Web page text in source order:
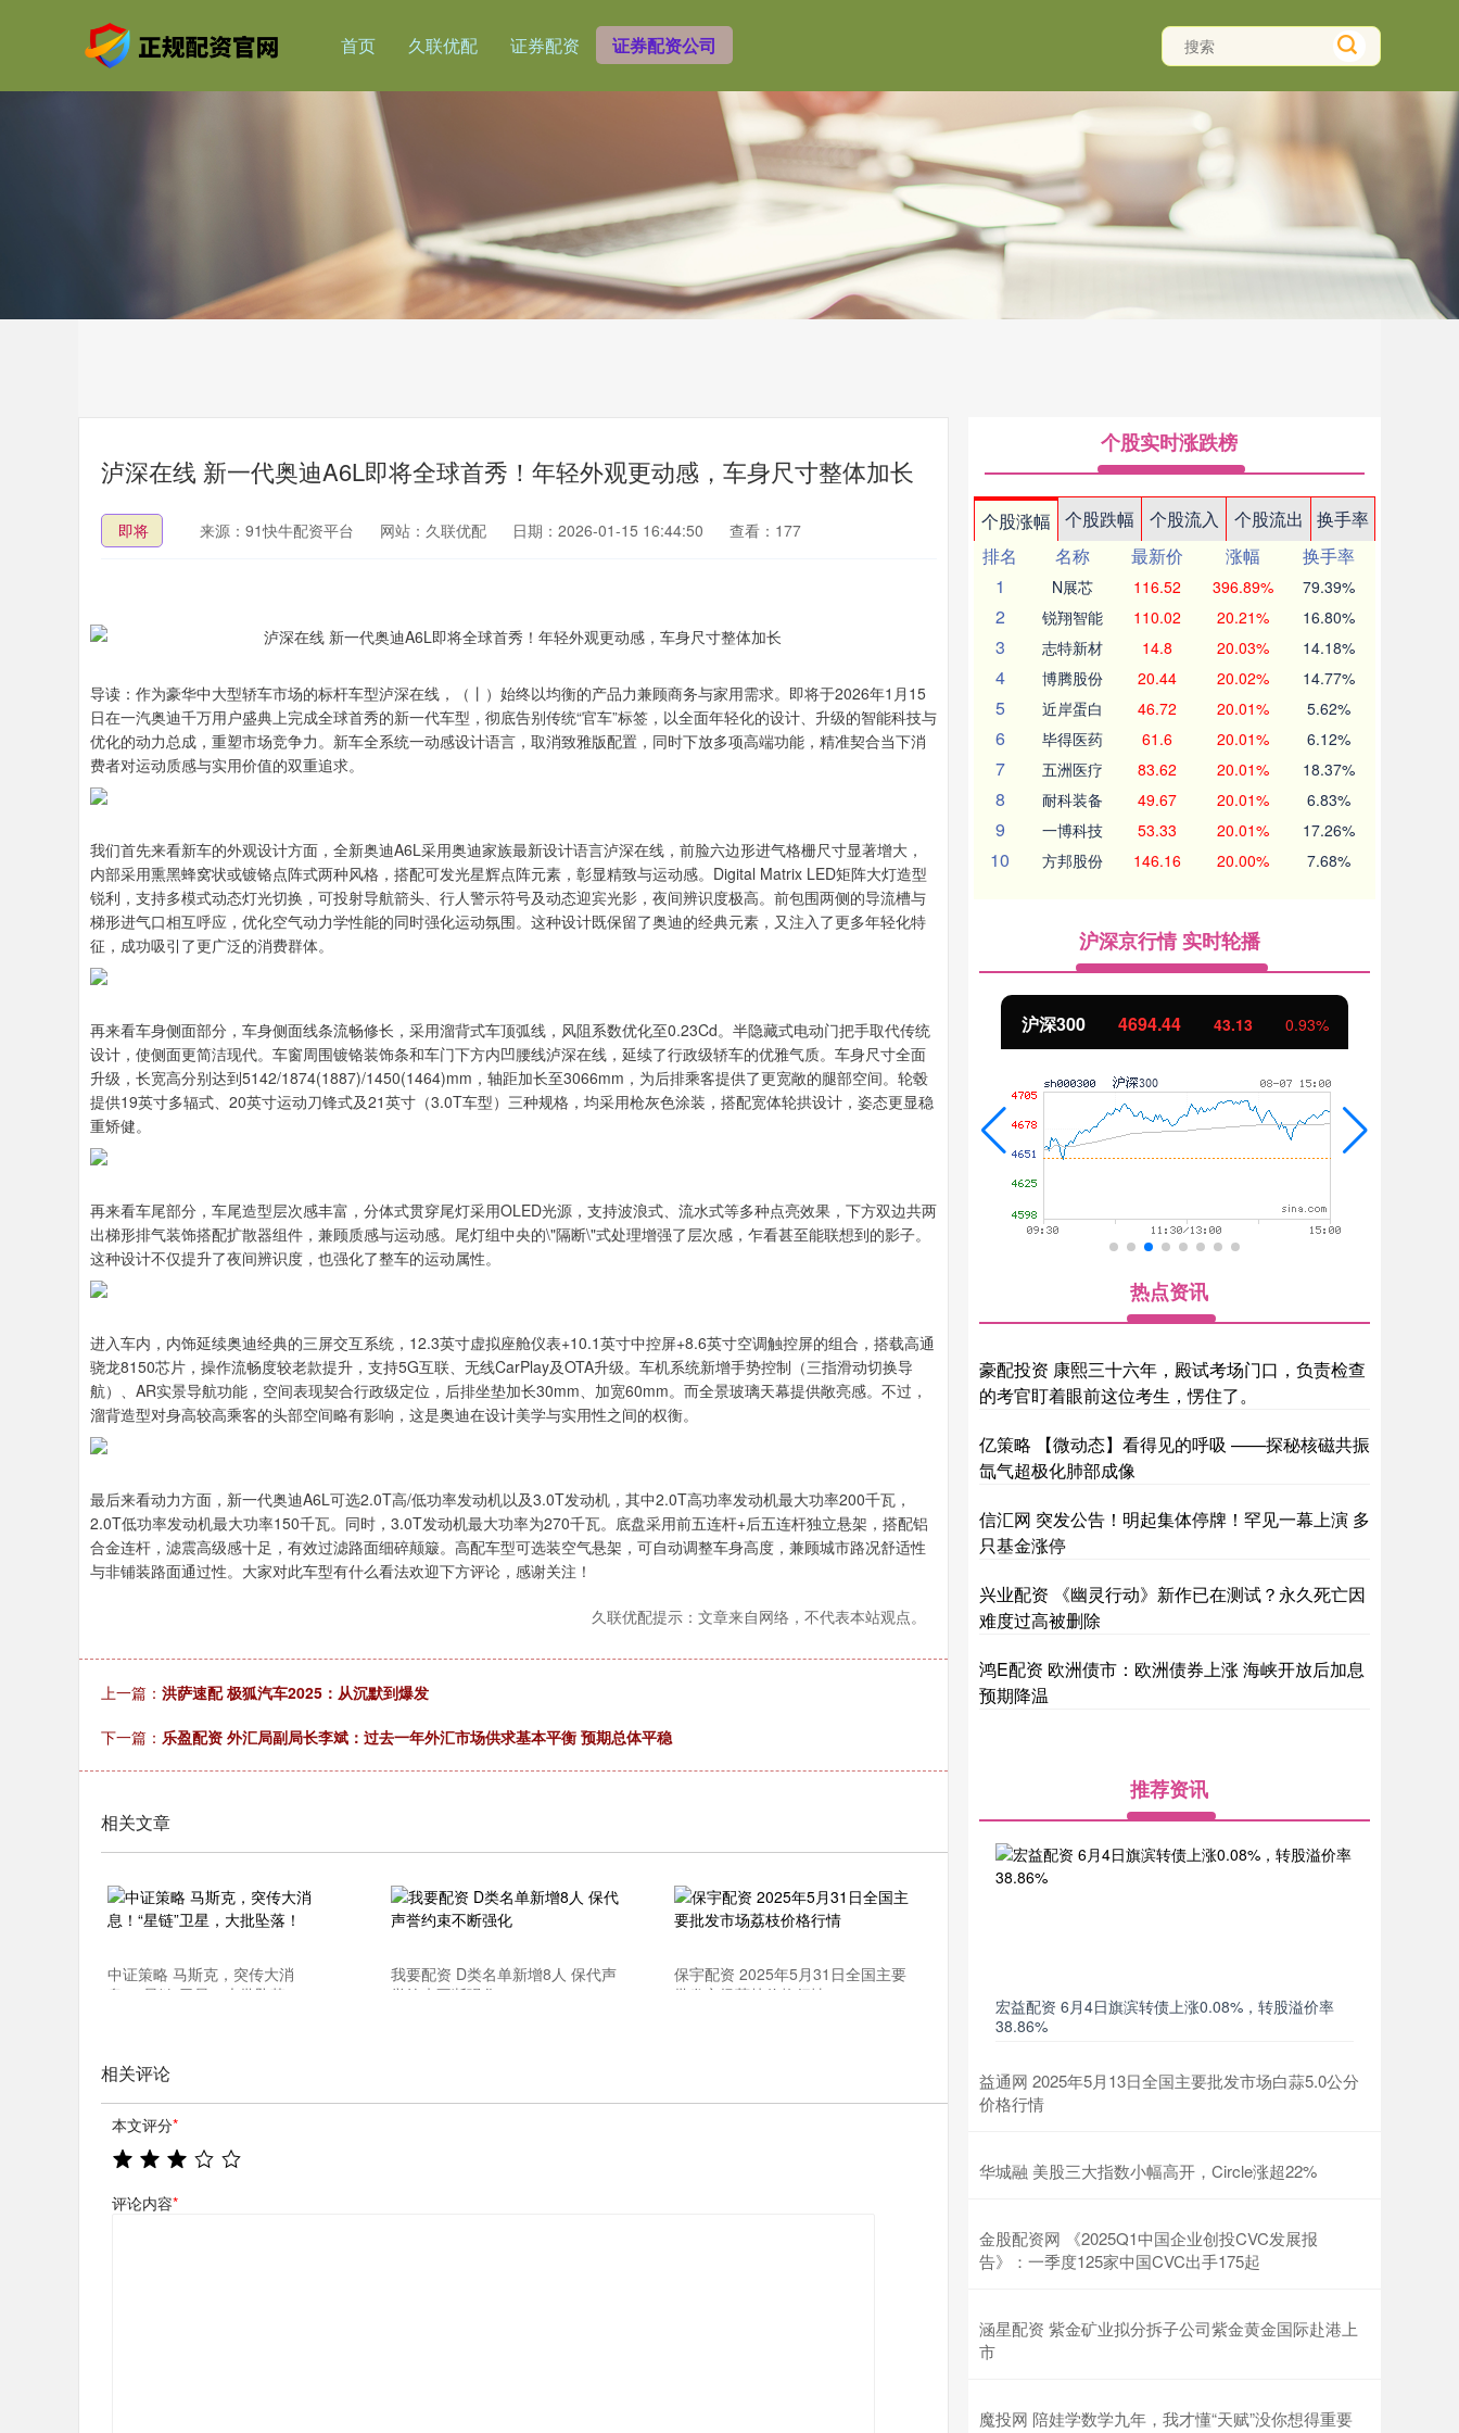
首页 久联优配 证券配资 证券配资公司
泸深在线 新一代奥迪A6L即将全球首秀！年轻外观更动感，车身尺寸整体加长
即将 来源：91快牛配资平台 网站：久联优配 日期：2026-01-15 16:44:50 查看：177
导读：作为豪华中大型轿车市场的标杆车型泸深在线，（丨）始终以均衡的产品力兼顾商务与家用需求。即将于2026年1月15
日在一汽奥迪千万用户盛典上完成全球首秀的新一代车型，彻底告别传统“官车”标签，以全面年轻化的设计、升级的智能科技与
优化的动力总成，重塑市场竞争力。新车全系统一动感设计语言，取消致雅版配置，同时下放多项高端功能，精准契合当下消
费者对运动质感与实用价值的双重追求。
我们首先来看新车的外观设计方面，全新奥迪A6L采用奥迪家族最新设计语言泸深在线，前脸六边形进气格栅尺寸显著增大，
内部采用熏黑蜂窝状或镀铬点阵式两种风格，搭配可发光星辉点阵元素，彰显精致与运动感。Digital Matrix LED矩阵大灯造型
锐利，支持多模式动态灯光切换，可投射导航箭头、行人警示符号及动态迎宾光影，夜间辨识度极高。前包围两侧的导流槽与
梯形进气口相互呼应，优化空气动力学性能的同时强化运动氛围。这种设计既保留了奥迪的经典元素，又注入了更多年轻化特
征，成功吸引了更广泛的消费群体。
再来看车身侧面部分，车身侧面线条流畅修长，采用溜背式车顶弧线，风阻系数优化至0.23Cd。半隐藏式电动门把手取代传统
设计，使侧面更简洁现代。车窗周围镀铬装饰条和车门下方内凹腰线泸深在线，延续了行政级轿车的优雅气质。车身尺寸全面
升级，长宽高分别达到5142/1874(1887)/1450(1464)mm，轴距加长至3066mm，为后排乘客提供了更宽敞的腿部空间。轮毂
提供19英寸多辐式、20英寸运动刀锋式及21英寸（3.0T车型）三种规格，均采用枪灰色涂装，搭配宽体轮拱设计，姿态更显稳
重矫健。
再来看车尾部分，车尾造型层次感丰富，分体式贯穿尾灯采用OLED光源，支持波浪式、流水式等多种点亮效果，下方双边共两
出梯形排气装饰搭配扩散器组件，兼顾质感与运动感。尾灯组中央的\"隔断\"式处理增强了层次感，乍看甚至能联想到的影子。
这种设计不仅提升了夜间辨识度，也强化了整车的运动属性。
进入车内，内饰延续奥迪经典的三屏交互系统，12.3英寸虚拟座舱仪表+10.1英寸中控屏+8.6英寸空调触控屏的组合，搭载高通
骁龙8150芯片，操作流畅度较老款提升，支持5G互联、无线CarPlay及OTA升级。车机系统新增手势控制（三指滑动切换导
航）、AR实景导航功能，空间表现契合行政级定位，后排坐垫加长30mm、加宽60mm。而全景玻璃天幕提供敞亮感。不过，
溜背造型对身高较高乘客的头部空间略有影响，这是奥迪在设计美学与实用性之间的权衡。
最后来看动力方面，新一代奥迪A6L可选2.0T高/低功率发动机以及3.0T发动机，其中2.0T高功率发动机最大功率200千瓦，
2.0T低功率发动机最大功率150千瓦。同时，3.0T发动机最大功率为270千瓦。底盘采用前五连杆+后五连杆独立悬架，搭配铝
合金连杆，滤震高级感十足，有效过滤路面细碎颠簸。高配车型可选装空气悬架，可自动调整车身高度，兼顾城市路况舒适性
与非铺装路面通过性。大家对此车型有什么看法欢迎下方评论，感谢关注！
久联优配提示：文章来自网络，不代表本站观点。
上一篇： 洪萨速配 极狐汽车2025：从沉默到爆发
下一篇： 乐盈配资 外汇局副局长李斌：过去一年外汇市场供求基本平衡 预期总体平稳
相关文章
中证策略 马斯克，突传大消
息！“星链”卫星，大批坠落！
我要配资 D类名单新增8人 保代声
誉约束不断强化
保宇配资 2025年5月31日全国主要
批发市场荔枝价格行情
相关评论
本文评分*
评论内容*
个股实时涨跌榜
个股涨幅 个股跌幅 个股流入 个股流出
换手率
排名
名称 最新价 涨幅
换手率
1
N展芯 116.52 396.89% 79.39%
2 锐翔智能 110.02 20.21% 16.80%
3 志特新材 14.8 20.03% 14.18%
4 博腾股份 20.44 20.02% 14.77%
5 近岸蛋白 46.72 20.01% 5.62%
6 毕得医药 61.6 20.01% 6.12%
7 五洲医疗 83.62 20.01% 18.37%
8 耐科装备 49.67 20.01% 6.83%
9 一博科技 53.33 20.01% 17.26%
10 方邦股份 146.16 20.00% 7.68%
沪深京行情 实时轮播
1.02% 深证成指 14311.01 200.89 1.42% 沪深300 4694.44 43.13 0.93% 北证50 1134.24 11.37 1.01%
热点资讯
豪配投资 康熙三十六年，殿试考场门口，负责检查
的考官盯着眼前这位考生，愣住了。
亿策略 【微动态】看得见的呼吸 ——探秘核磁共振
氙气超极化肺部成像
信汇网 突发公告！明起集体停牌！罕见一幕上演 多
只基金涨停
兴业配资 《幽灵行动》新作已在测试？永久死亡因
难度过高被删除
鸿E配资 欧洲债市：欧洲债券上涨 海峡开放后加息
预期降温
推荐资讯
宏益配资 6月4日旗滨转债上涨0.08%，转股溢价率
38.86%
益通网 2025年5月13日全国主要批发市场白蒜5.0公分
价格行情
华城融 美股三大指数小幅高开，Circle涨超22%
金股配资网 《2025Q1中国企业创投CVC发展报
告》：一季度125家中国CVC出手175起
涵星配资 紫金矿业拟分拆子公司紫金黄金国际赴港上
市
魔投网 陪娃学数学九年，我才懂“天赋”没你想得重要